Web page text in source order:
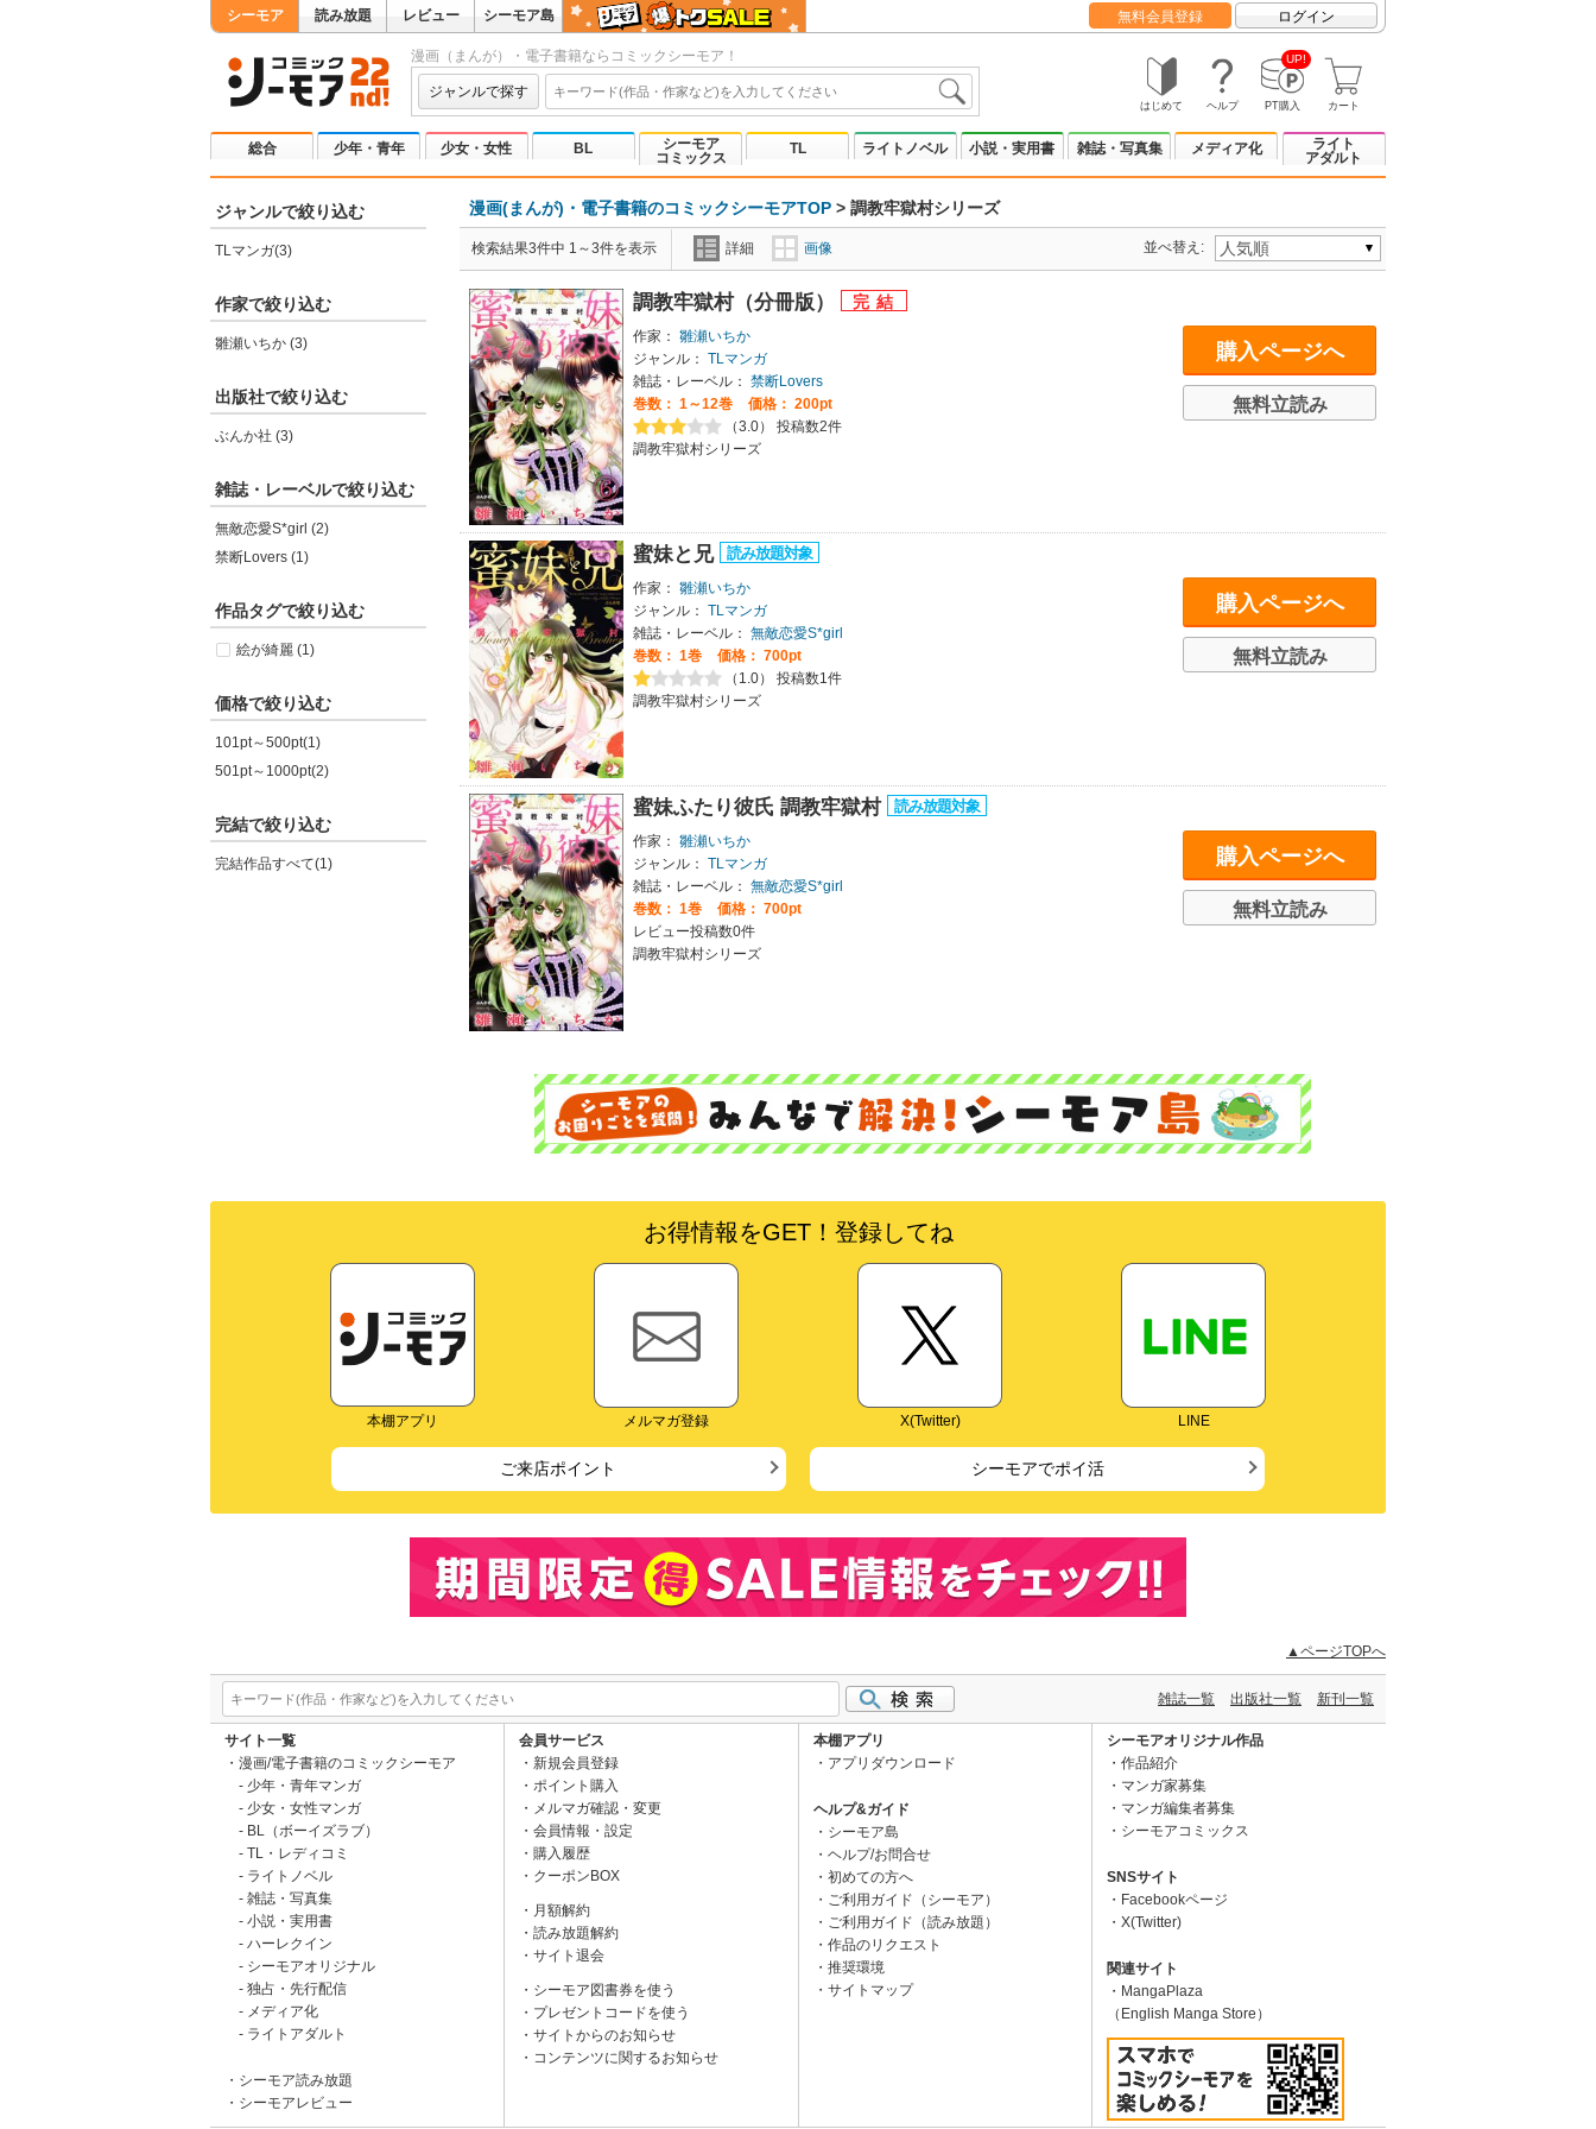
シーモア 読み放題 レビュー シーモア島 無料会員登録 ログイン
漫画（まんが）・電子書籍ならコミックシーモア！
ジャンルで探す
はじめて ヘルプ
UP!
PT購入 カート
総合 少年・青年 少女・女性 BL
シーモア
コミックス
TL ライトノベル 小説・実用書 雑誌・写真集 メディア化
ライト
アダルト
ジャンルで絞り込む
TLマンガ(3)
作家で絞り込む
雛瀬いちか (3)
出版社で絞り込む
ぶんか社 (3)
雑誌・レーベルで絞り込む
無敵恋愛S*girl (2)
禁断Lovers (1)
作品タグで絞り込む
絵が綺麗 (1)
価格で絞り込む
101pt～500pt(1)
501pt～1000pt(2)
完結で絞り込む
完結作品すべて(1)
漫画(まんが)・電子書籍のコミックシーモアTOP > 調教牢獄村シリーズ
検索結果3件中 1～3件を表示 詳細 画像 並べ替え:
調教牢獄村（分冊版）
作家： 雛瀬いちか
ジャンル： TLマンガ
雑誌・レーベル： 禁断Lovers
巻数： 1～12巻
価格： 200pt
（3.0） 投稿数2件
調教牢獄村シリーズ
購入ページへ
無料立読み
蜜妹と兄
作家： 雛瀬いちか
ジャンル： TLマンガ
雑誌・レーベル： 無敵恋愛S*girl
巻数： 1巻
価格： 700pt
（1.0） 投稿数1件
調教牢獄村シリーズ
購入ページへ
無料立読み
蜜妹ふたり彼氏 調教牢獄村
作家： 雛瀬いちか
ジャンル： TLマンガ
雑誌・レーベル： 無敵恋愛S*girl
巻数： 1巻
価格： 700pt
レビュー投稿数0件
調教牢獄村シリーズ
購入ページへ
無料立読み
お得情報をGET！登録してね
本棚アプリ メルマガ登録 X(Twitter) LINE
ご来店ポイント シーモアでポイ活
▲ページTOPへ
雑誌一覧 出版社一覧 新刊一覧
サイト一覧
漫画/電子書籍のコミックシーモア
少年・青年マンガ
少女・女性マンガ
BL（ボーイズラブ）
TL・レディコミ
ライトノベル
雑誌・写真集
小説・実用書
ハーレクイン
シーモアオリジナル
独占・先行配信
メディア化
ライトアダルト
シーモア読み放題
シーモアレビュー
会員サービス
新規会員登録
ポイント購入
メルマガ確認・変更
会員情報・設定
購入履歴
クーポンBOX
月額解約
読み放題解約
サイト退会
シーモア図書券を使う
プレゼントコードを使う
サイトからのお知らせ
コンテンツに関するお知らせ
本棚アプリ
アプリダウンロード
ヘルプ&ガイド
シーモア島
ヘルプ/お問合せ
初めての方へ
ご利用ガイド（シーモア）
ご利用ガイド（読み放題）
作品のリクエスト
推奨環境
サイトマップ
シーモアオリジナル作品
作品紹介
マンガ家募集
マンガ編集者募集
シーモアコミックス
SNSサイト
Facebookページ
X(Twitter)
関連サイト
MangaPlaza
（English Manga Store）